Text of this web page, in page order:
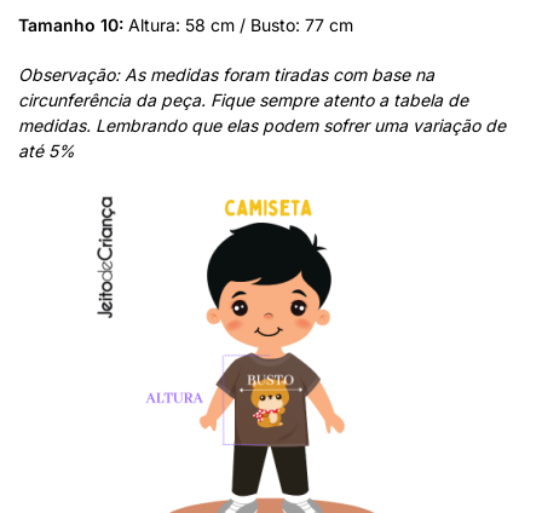
Tamanho 10: Altura: 58 cm / Busto: 77 cm
Observação: As medidas foram tiradas com base na
circunferência da peça. Fique sempre atento a tabela de
medidas. Lembrando que elas podem sofrer uma variação de
até 5%